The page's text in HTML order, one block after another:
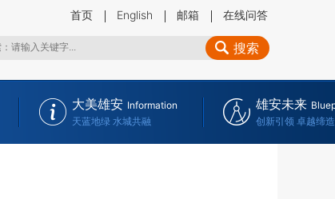
首页 English 邮箱 在线问答
搜索
大美雄安 Information
天蓝地绿 水城共融
雄安未来
创新引领 卓越缔造